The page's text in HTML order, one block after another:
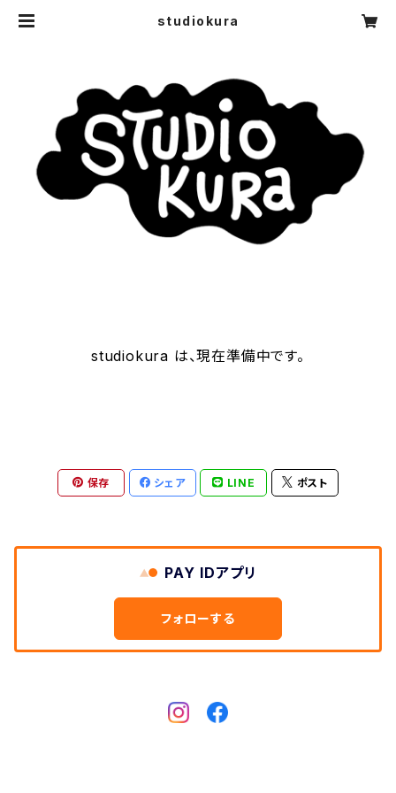
studiokura
studiokura は、現在準備中です。
保存 シェア LINE ポスト
PAY IDアプリ
フォローする